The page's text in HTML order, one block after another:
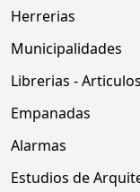
Herrerias
Municipalidades
Librerias - Articulos
Empanadas
Alarmas
Estudios de